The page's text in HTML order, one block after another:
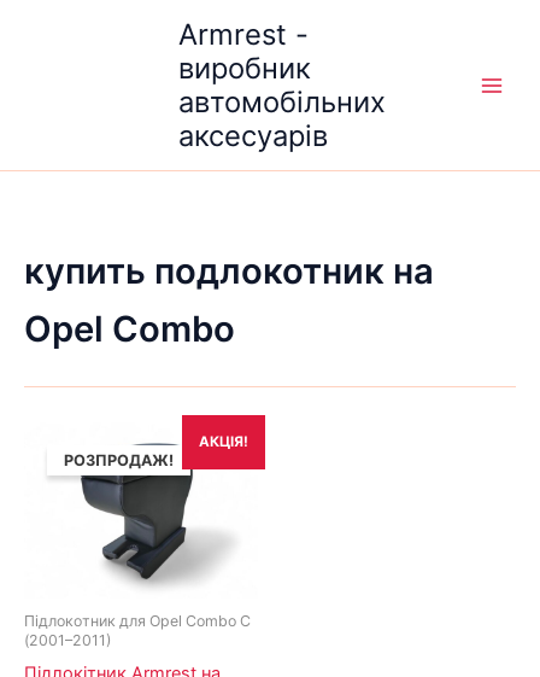
Armrest -
виробник
автомобільних
аксесуарів
купить подлокотник на
Opel Combo
АКЦІЯ!
РОЗПРОДАЖ!
Підлокотник для Opel Combo C
(2001–2011)
ціна:
1,690₴.
ціна:
1,490₴.